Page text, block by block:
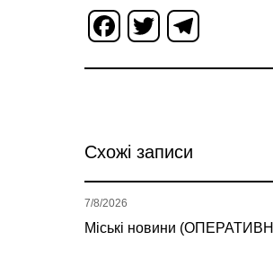
Facebook
Twitter
Схожі записи
Міські новини
7/8/2026